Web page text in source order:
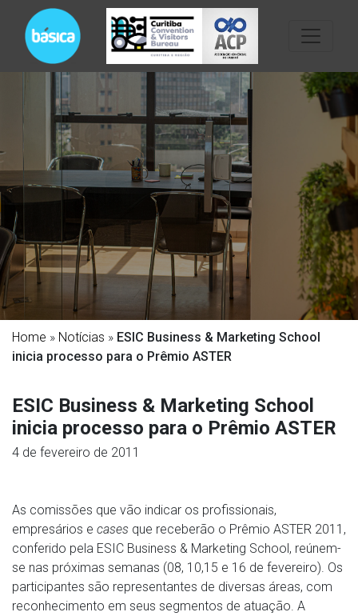
Home » Notícias » ESIC Business & Marketing School
inicia processo para o Prêmio ASTER
ESIC Business & Marketing School
inicia processo para o Prêmio ASTER
4 de fevereiro de 2011
As comissões que vão indicar os profissionais,
empresários e cases que receberão o Prêmio ASTER 2011,
conferido pela ESIC Business & Marketing School, reúnem-
se nas próximas semanas (08, 10,15 e 16 de fevereiro). Os
participantes são representantes de diversas áreas, com
reconhecimento em seus segmentos de atuação. A